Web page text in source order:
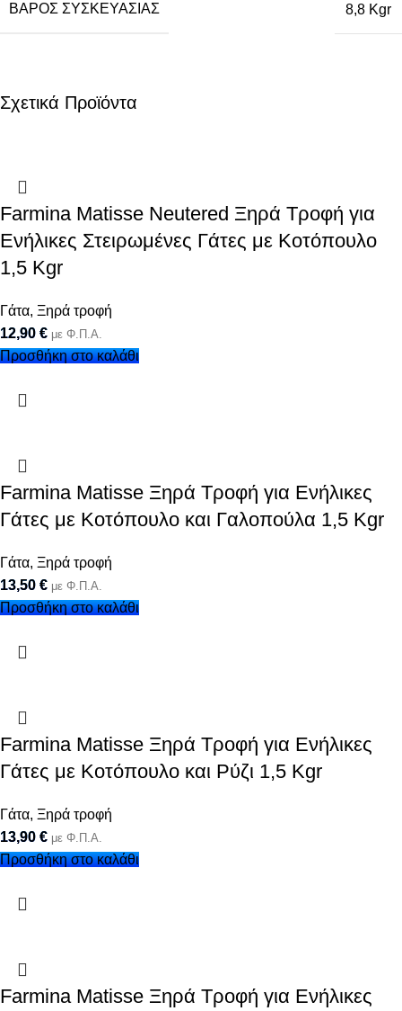
ΒΆΡΟΣ ΣΥΣΚΕΥΑΣΊΑΣ 8,8 Kgr
Σχετικά Προϊόντα
Farmina Matisse Neutered Ξηρά Τροφή για
Ενήλικες Στειρωμένες Γάτες με Κοτόπουλο
1,5 Kgr
Γάτα, Ξηρά τροφή
12,90 € με Φ.Π.Α.
Προσθήκη στο καλάθι
Farmina Matisse Ξηρά Τροφή για Ενήλικες
Γάτες με Κοτόπουλο και Γαλοπούλα 1,5 Kgr
Γάτα, Ξηρά τροφή
13,50 € με Φ.Π.Α.
Προσθήκη στο καλάθι
Farmina Matisse Ξηρά Τροφή για Ενήλικες
Γάτες με Κοτόπουλο και Ρύζι 1,5 Kgr
Γάτα, Ξηρά τροφή
13,90 € με Φ.Π.Α.
Προσθήκη στο καλάθι
Farmina Matisse Ξηρά Τροφή για Ενήλικες